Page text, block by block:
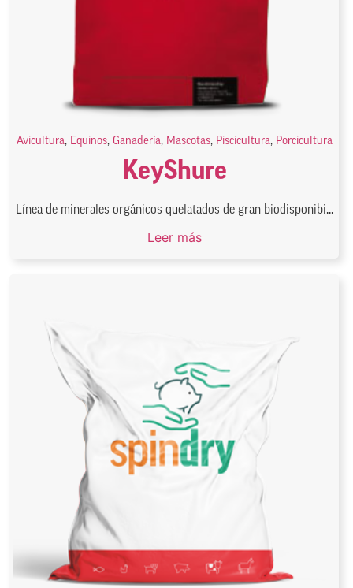
Avicultura, Equinos, Ganadería, Mascotas, Piscicultura, Porcicultura
KeyShure
Línea de minerales orgánicos quelatados de gran biodisponibi...
Leer más